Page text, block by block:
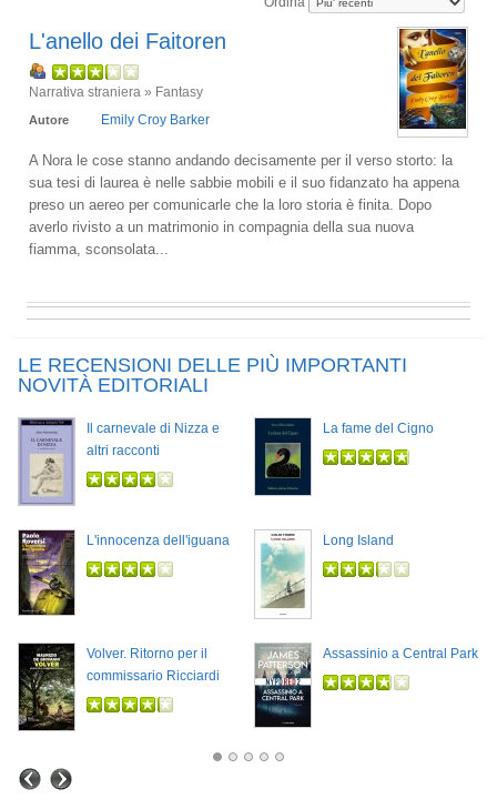
L'anello dei Faitoren
Narrativa straniera » Fantasy
Autore Emily Croy Barker
A Nora le cose stanno andando decisamente per il verso storto: la
sua tesi di laurea è nelle sabbie mobili e il suo fidanzato ha appena
preso un aereo per comunicarle che la loro storia è finita. Dopo
averlo rivisto a un matrimonio in compagnia della sua nuova
fiamma, sconsolata...
LE RECENSIONI DELLE PIÙ IMPORTANTI
NOVITÀ EDITORIALI
Il carnevale di Nizza e
altri racconti
La fame del Cigno
L'innocenza dell'iguana Long Island
Volver. Ritorno per il
commissario Ricciardi
Assassinio a Central Park